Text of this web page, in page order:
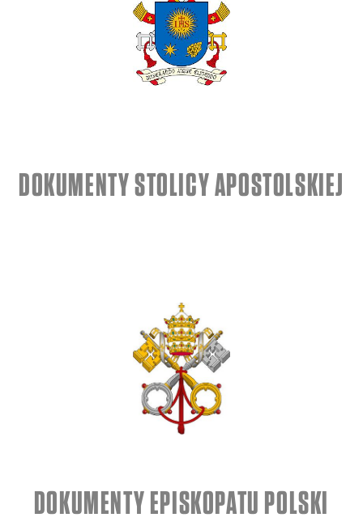
DOKUMENTY STOLICY APOSTOLSKIEJ
DOKUMENTY EPISKOPATU POLSKI